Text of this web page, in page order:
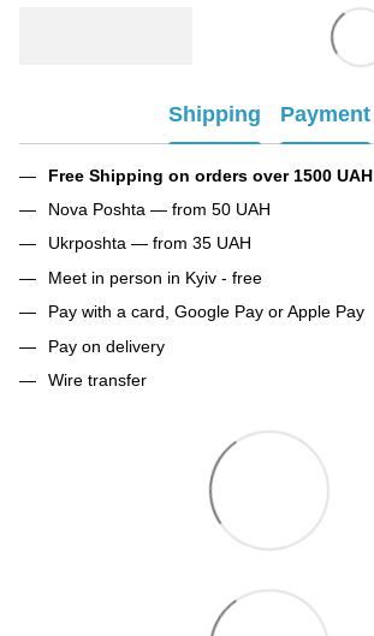
Shipping Payment
Free Shipping on orders over 1500 UAH
Nova Poshta — from 50 UAH
Ukrposhta — from 35 UAH
Meet in person in Kyiv - free
Pay with a card, Google Pay or Apple Pay
Pay on delivery
Wire transfer